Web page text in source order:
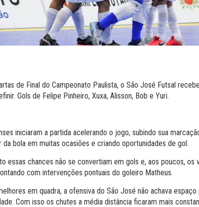
de Final do Campeonato Paulista, o São José Futsal
Gols de Felipe Pinheiro, Xuxa, Alisson, Bob e Yuri.
iniciaram a partida acelerando o jogo, subindo sua
da bola em muitas ocasiões e criando oportunidades de gol.
essas chances não se convertiam em gols e, aos poucos,
com intervenções pontuais do goleiro Matheus.
em quadra, a ofensiva do São José não achava
Com isso os chutes a média distância ficaram mais